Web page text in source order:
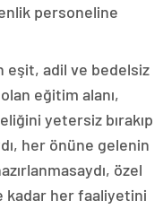
personeline
eşit, adil ve bedelsiz
eğitim alanı,
yetersiz bırakıp
her önüne gelenin
özel
kadar her faaliyetini